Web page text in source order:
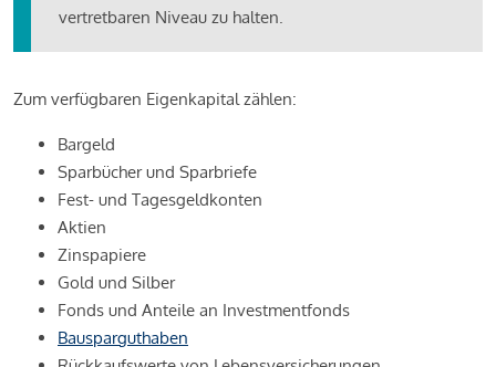
vertretbaren Niveau zu halten.
Zum verfügbaren Eigenkapital zählen:
Bargeld
Sparbücher und Sparbriefe
Fest- und Tagesgeldkonten
Aktien
Zinspapiere
Gold und Silber
Fonds und Anteile an Investmentfonds
Bausparguthaben